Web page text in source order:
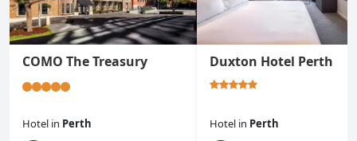
COMO The Treasury
Hotel in Perth
Duxton Hotel Perth
Hotel in Perth